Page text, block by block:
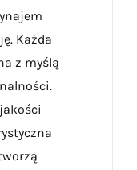
Każda
z myślą